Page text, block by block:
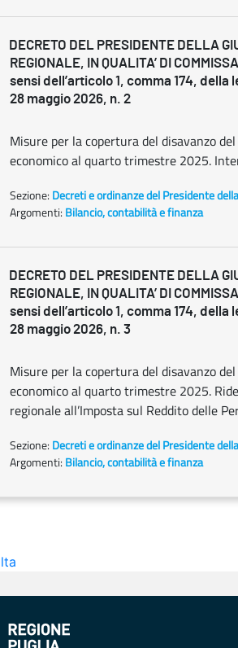
DECRETO DEL PRESIDENTE DELLA
REGIONALE, IN QUALITA’ DI
sensi dell’articolo 1, comma 174, della
28 maggio 2026, n. 2
Misure per la copertura del disavanzo
economico al quarto trimestre 2025.
Sezione: Decreti e ordinanze del Presidente
Argomenti: Bilancio, contabilità e finanza
DECRETO DEL PRESIDENTE DELLA
REGIONALE, IN QUALITA’ DI
sensi dell’articolo 1, comma 174, della
28 maggio 2026, n. 3
Misure per la copertura del disavanzo
economico al quarto trimestre 2025.
regionale all’Imposta sul Reddito delle
Sezione: Decreti e ordinanze del Presidente
Argomenti: Bilancio, contabilità e finanza